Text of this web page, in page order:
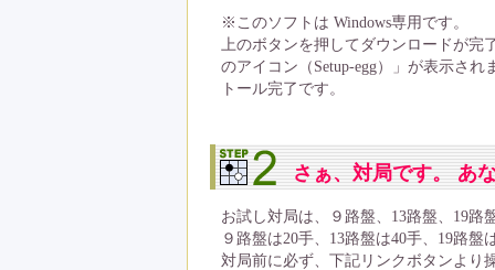
※このソフトは Windows専用です。
上のボタンを押してダウンロードが完
のアイコン（Setup-egg）」が表示さ
トール完了です。
さぁ、対局です。 あ
お試し対局は、９路盤、13路盤、19路
９路盤は20手、13路盤は40手、19路
対局前に必ず、下記リンクボタンより